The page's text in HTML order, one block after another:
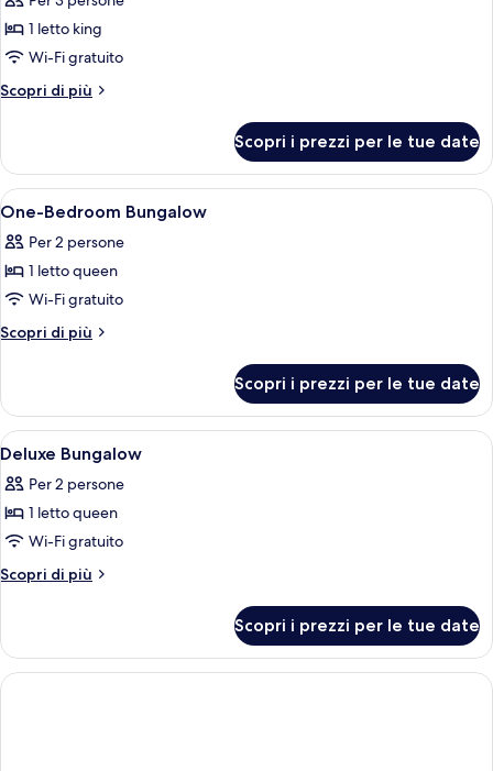
Suite
Executive,
camera
1 letto king
Wi-Fi gratuito
Scopri di più
Altri
Executive,
camera
letto
Scopri i prezzi per le tue date
Apri
tutte
le
foto
per
One-
Una cassaforte in camera, una
7
One-Bedroom Bungalow
Per 2 persone
1 letto queen
Wi-Fi gratuito
Scopri di più
Altri
Bedroom
Bungalow
Scopri i prezzi per le tue date
Apri
tutte
le
foto
per
Deluxe
Una cassaforte in camera, una
4
Deluxe Bungalow
Per 2 persone
1 letto queen
Wi-Fi gratuito
Scopri di più
Altri
Bungalow
Scopri i prezzi per le tue date